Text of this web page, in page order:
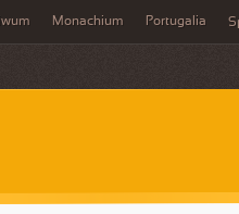
Monachium Portugalia